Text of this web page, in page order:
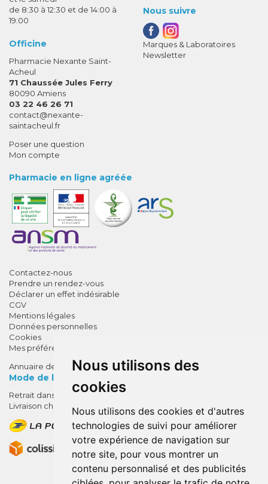
Nous utilisons des
cookies
Nous utilisons des cookies et d'autres
technologies de suivi pour améliorer
votre expérience de navigation sur
notre site, pour vous montrer un
contenu personnalisé et des publicités
de 8:30 à 12:30 et de 14:00 à
19:00
Officine
Pharmacie Nexante Saint-
Acheul
71 Chaussée Jules Ferry
80090 Amiens
03 22 46 26 71
contact-
@-
nexante-
saintacheul.fr
Poser une question
Mon compte
Nous suivre
Marques & Laboratoires
Newsletter
Pharmacie en ligne agréée
Contactez-nous
Prendre un rendez-vous
Déclarer un effet indésirable
CGV
Mentions légales
Données personnelles
Cookies
Mes préférences Cookies
Annuaire des pharmacies
Mode de livraison
Retrait dans la pharmacie
Livraison chez vous
SUR VOTRE 1ÈRE COMMANDE*
AVEC LE CODE
BIENVENUE10
* sans minimum d'achat , hors